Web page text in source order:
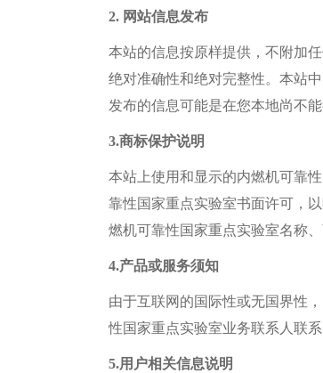
2. 网站信息发布
本站的信息按原样提供，不附加
绝对准确性和绝对完整性。 本站
发布的信息可能是在您本地尚不能
3.商标保护说明
本站 上使用和显示的内燃机可靠
靠性国家重点实验室书面许可，
燃机可靠性国家重点实验室名称
4.产品或服务须知
由于互联网的国际性或无国界性
性国家重点实验室业务联系人 联
5.用户相关信息说明